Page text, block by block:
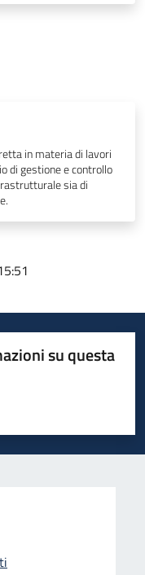
in materia di lavori
di gestione e controllo
sia di
su questa